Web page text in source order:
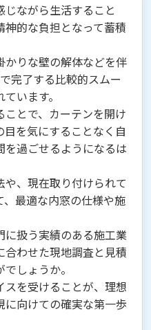
ながら生活すること
的な負担となって蓄積
かりな壁の解体などを伴
完了する比較的スムー
います。
とで、カーテンを開け
を気にすることなく自
過ごせるようになるは
や、現在取り付けられて
最適な内窓の仕様や施
に扱う実績のある施工業
わせた現地調査と見積
しょうか。
を受けることが、理想
に向けての確実な第一歩